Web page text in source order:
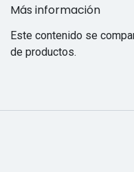
Más información
Este contenido se
de productos.